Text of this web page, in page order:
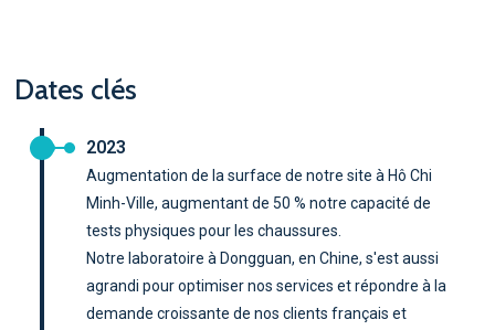
Dates clés
2023
Augmentation de la surface de notre site à Hô Chi
Minh-Ville, augmentant de 50 % notre capacité de
tests physiques pour les chaussures.
Notre laboratoire à Dongguan, en Chine, s'est aussi
agrandi pour optimiser nos services et répondre à la
demande croissante de nos clients français et